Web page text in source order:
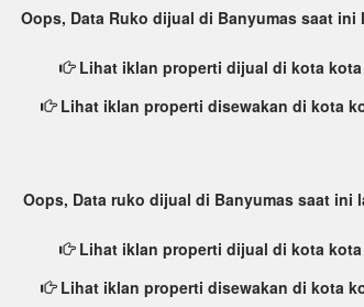
Oops, Data Ruko dijual di Banyumas saat ini
Lihat iklan properti dijual di kota
Lihat iklan properti disewakan di kota
Oops, Data ruko dijual di Banyumas saat ini
Lihat iklan properti dijual di kota
Lihat iklan properti disewakan di kota